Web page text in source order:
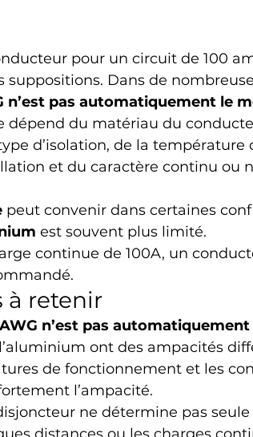
pour un circuit de 100
suppositions. Dans de
n’est pas automatiquement le
dépend du matériau du
d’isolation, de la température
et du caractère continu ou
peut convenir dans certaines
est souvent plus limité.
continue de 100A, un
à retenir
n’est pas automatiquement
ont des ampacités
de fonctionnement et les
l’ampacité.
ne détermine pas
distances ou les charges